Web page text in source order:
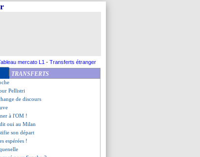
mercato L1 - Transferts étranger
TRANSFERTS
saison !
en approche
Roberto
Pellistri
de discours
à l'OM !
oui au Milan
son départ
espérées !